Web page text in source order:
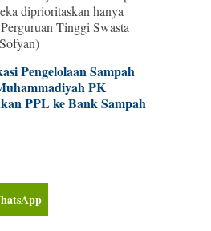
diprioritaskan hanya
Tinggi Swasta
Pengelolaan Sampah
PK
PPL ke Bank Sampah